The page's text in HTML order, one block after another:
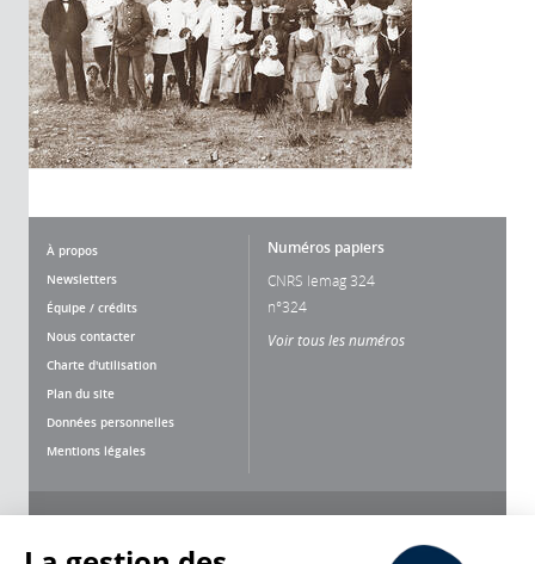
À propos
Newsletters
Équipe / crédits
Nous contacter
Charte d'utilisation
Plan du site
Données personnelles
Mentions légales
Numéros papiers
CNRS lemag 324
n°324
Voir tous les numéros